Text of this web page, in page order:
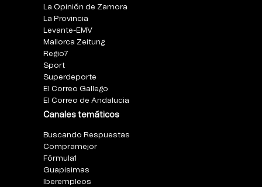
La Opinión de Zamora
La Provincia
Levante-EMV
Mallorca Zeitung
Regio7
Sport
Superdeporte
El Correo Gallego
El Correo de Andalucia
Canales temáticos
Buscando Respuestas
Compramejor
Fórmula1
Guapisimas
Iberempleos